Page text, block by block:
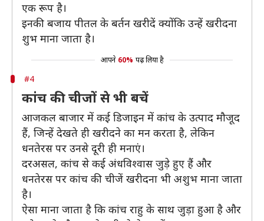
एक रूप है।
इनकी बजाय पीतल के बर्तन खरीदें क्योंकि उन्हें खरीदना
शुभ माना जाता है।
आपने 60% पढ़ लिया है
#4
कांच की चीजों से भी बचें
आजकल बाजार में कई डिजाइन में कांच के उत्पाद मौजूद
हैं, जिन्हें देखते ही खरीदने का मन करता है, लेकिन
धनतेरस पर उनसे दूरी ही मनाएं।
दरअसल, कांच से कई अंधविश्वास जुड़े हुए हैं और
धनतेरस पर कांच की चीजें खरीदना भी अशुभ माना जाता
है।
ऐसा माना जाता है कि कांच राहु के साथ जुड़ा हुआ है और